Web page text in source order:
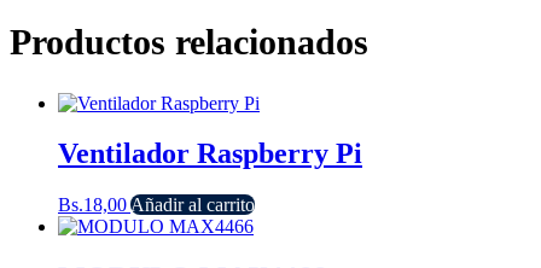
Productos relacionados
Ventilador Raspberry Pi
Bs.18,00Añadir al carrito